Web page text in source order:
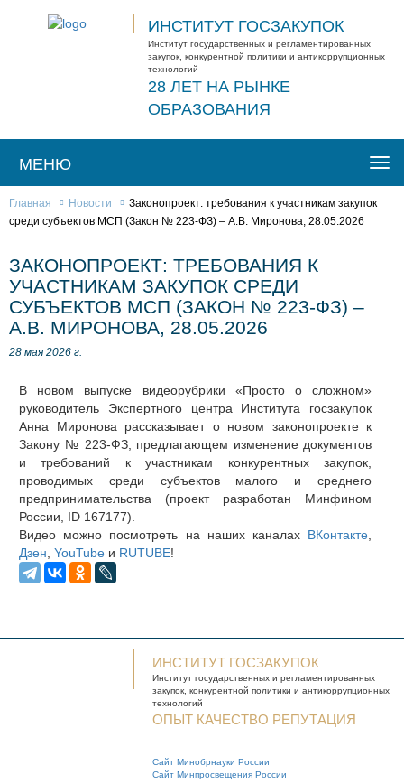
ИНСТИТУТ ГОСЗАКУПОК
Институт государственных и регламентированных
закупок, конкурентной политики и антикоррупционных
технологий
28 ЛЕТ НА РЫНКЕ
ОБРАЗОВАНИЯ
МЕНЮ
Главная Новости
Законопроект: требования к участникам закупок
среди субъектов МСП (Закон № 223-ФЗ) – А.В. Миронова, 28.05.2026
ЗАКОНОПРОЕКТ: ТРЕБОВАНИЯ К
УЧАСТНИКАМ ЗАКУПОК СРЕДИ
СУБЪЕКТОВ МСП (ЗАКОН № 223-ФЗ) –
А.В. МИРОНОВА, 28.05.2026
28 мая 2026 г.
В новом выпуске видеорубрики «Просто о сложном»
руководитель Экспертного центра Института госзакупок
Анна Миронова рассказывает о новом законопроекте к
Закону № 223-ФЗ, предлагающем изменение документов
и требований к участникам конкурентных закупок,
проводимых среди субъектов малого и среднего
предпринимательства (проект разработан Минфином
России, ID 167177).
Видео можно посмотреть на наших каналах ВКонтакте
Дзен YouTube и RUTUBE!
ИНСТИТУТ ГОСЗАКУПОК
Институт государственных и регламентированных
закупок, конкурентной политики и антикоррупционных
технологий
ОПЫТ КАЧЕСТВО РЕПУТАЦИЯ
Сайт Минобрнауки России
Сайт Минпросвещения России